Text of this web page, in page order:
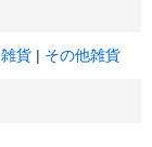
雑貨 その他雑貨